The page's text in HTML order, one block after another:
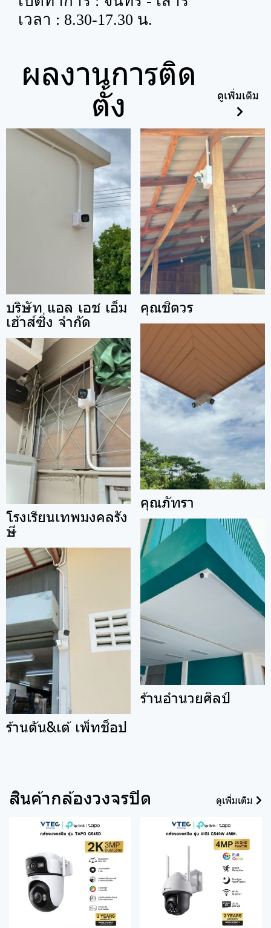
เวลา : 8.30-17.30 น.
ผลงานการติด
ตั้ง
ดูเพิ่มเติม
บริษัท แอล เอช เอ็ม
เฮ้าส์ซิ่ง จำกัด
โรงเรียนเทพมงคลรัง
ษี
ร้านตัน&เต้ เพ็ทช็อป
คุณชิตวร
คุณภัทรา
ร้านอำนวยศิลป์
สินค้ากล้องวงจรปิด ดูเพิ่มเติม